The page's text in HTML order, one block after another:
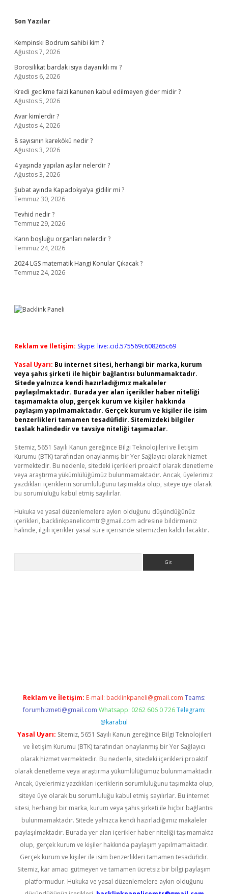
Sidebar
Son Yazılar
Kempinski Bodrum sahibi kim ?
Ağustos 7, 2026
Borosilikat bardak isıya dayanıklı mı ?
Ağustos 6, 2026
Kredi gecikme faizi kanunen kabul edilmeyen gider midir ?
Ağustos 5, 2026
Avar kimlerdir ?
Ağustos 4, 2026
8 sayısının karekökü nedir ?
Ağustos 3, 2026
4 yaşında yapılan aşılar nelerdir ?
Ağustos 3, 2026
Şubat ayında Kapadokya’ya gidilir mi ?
Temmuz 30, 2026
Tevhid nedir ?
Temmuz 29, 2026
Karın boşluğu organları nelerdir ?
Temmuz 24, 2026
2024 LGS matematik Hangi Konular Çıkacak ?
Temmuz 24, 2026
Reklam ve İletişim: Skype: live:.cid.575569c608265c69
Yasal Uyarı: Bu internet sitesi, herhangi bir marka, kurum
veya şahıs şirketi ile hiçbir bağlantısı bulunmamaktadır.
Sitede yalnızca kendi hazırladığımız makaleler
paylaşılmaktadır. Burada yer alan içerikler haber niteliği
taşımamakta olup, gerçek kurum ve kişiler hakkında
paylaşım yapılmamaktadır. Gerçek kurum ve kişiler ile isim
benzerlikleri tamamen tesadüfidir. Sitemizdeki bilgiler
taslak halindedir ve tavsiye niteliği taşımazlar.
Sitemiz, 5651 Sayılı Kanun gereğince Bilgi Teknolojileri ve İletişim
Kurumu (BTK) tarafından onaylanmış bir Yer Sağlayıcı olarak hizmet
vermektedir. Bu nedenle, sitedeki içerikleri proaktif olarak denetleme
veya araştırma yükümlülüğümüz bulunmamaktadır. Ancak, üyelerimiz
yazdıkları içeriklerin sorumluluğunu taşımakta olup, siteye üye olarak
bu sorumluluğu kabul etmiş sayılırlar.
Hukuka ve yasal düzenlemelere aykırı olduğunu düşündüğünüz
içerikleri, backlinkpanelicomtr@gmail.com adresine bildirmeniz
halinde, ilgili içerikler yasal süre içerisinde sitemizden kaldırılacaktır.
Reklam ve İletişim: E-mail: backlinkpaneli@gmail.com Teams:
forumhizmeti@gmail.com Whatsapp: 0262 606 0 726 Telegram:
@karabul
Yasal Uyarı: Sitemiz, 5651 Sayılı Kanun gereğince Bilgi Teknolojileri
ve İletişim Kurumu (BTK) tarafından onaylanmış bir Yer Sağlayıcı
olarak hizmet vermektedir. Bu nedenle, sitedeki içerikleri proaktif
olarak denetleme veya araştırma yükümlülüğümüz bulunmamaktadır.
Ancak, üyelerimiz yazdıkları içeriklerin sorumluluğunu taşımakta olup,
siteye üye olarak bu sorumluluğu kabul etmiş sayılırlar. Bu internet
sitesi, herhangi bir marka, kurum veya şahıs şirketi ile hiçbir bağlantısı
bulunmamaktadır. Sitede yalnızca kendi hazırladığımız makaleler
paylaşılmaktadır. Burada yer alan içerikler haber niteliği taşımamakta
olup, gerçek kurum ve kişiler hakkında paylaşım yapılmamaktadır.
Gerçek kurum ve kişiler ile isim benzerlikleri tamamen tesadüfidir.
Sitemiz, kar amacı gütmeyen ve tamamen ücretsiz bir bilgi paylaşım
platformudur. Hukuka ve yasal düzenlemelere aykırı olduğunu